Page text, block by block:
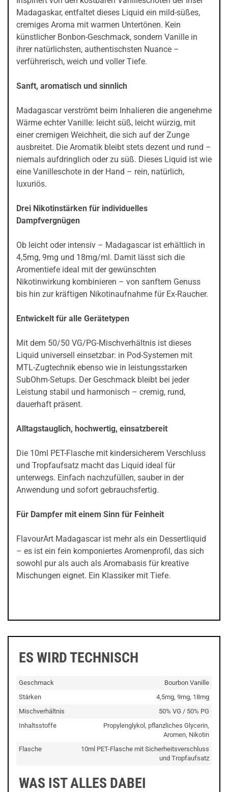
Madagaskar, entfaltet dieses Liquid ein mild-süßes,
cremiges Aroma mit warmen Untertönen. Kein
künstlicher Bonbon-Geschmack, sondern Vanille in
ihrer natürlichsten, authentischsten Nuance –
verführerisch, weich und voller Tiefe.
Sanft, aromatisch und sinnlich
Madagascar verströmt beim Inhalieren die angenehme
Wärme echter Vanille: leicht süß, leicht würzig, mit
einer cremigen Weichheit, die sich auf der Zunge
ausbreitet. Die Aromatik bleibt stets dezent und rund –
niemals aufdringlich oder zu süß. Dieses Liquid ist wie
eine Vanilleschote in der Hand – rein, natürlich,
luxuriös.
Drei Nikotinstärken für individuelles
Dampfvergnügen
Ob leicht oder intensiv – Madagascar ist erhältlich in
4,5mg, 9mg und 18mg/ml. Damit lässt sich die
Aromentiefe ideal mit der gewünschten
Nikotinwirkung kombinieren – von sanftem Genuss
bis hin zur kräftigen Nikotinaufnahme für Ex-Raucher.
Entwickelt für alle Gerätetypen
Mit dem 50/50 VG/PG-Mischverhältnis ist dieses
Liquid universell einsetzbar: in Pod-Systemen mit
MTL-Zugtechnik ebenso wie in leistungsstarken
SubOhm-Setups. Der Geschmack bleibt bei jeder
Leistung stabil und harmonisch – cremig, rund,
dauerhaft präsent.
Alltagstauglich, hochwertig, einsatzbereit
Die 10ml PET-Flasche mit kindersicherem Verschluss
und Tropfaufsatz macht das Liquid ideal für
unterwegs. Einfach nachzufüllen, sauber in der
Anwendung und sofort gebrauchsfertig.
Für Dampfer mit einem Sinn für Feinheit
FlavourArt Madagascar ist mehr als ein Dessertliquid
– es ist ein fein komponiertes Aromenprofil, das sich
sowohl pur als auch als Aromabasis für kreative
Mischungen eignet. Ein Klassiker mit Tiefe.
ES WIRD TECHNISCH
Geschmack
Bourbon Vanille
Stärken
4,5mg, 9mg, 18mg
Mischverhältnis
50% VG / 50% PG
Inhaltsstoffe
Propylenglykol, pflanzliches Glycerin,
Aromen, Nikotin
Flasche
10ml PET-Flasche mit Sicherheitsverschluss
und Tropfaufsatz
WAS IST ALLES DABEI